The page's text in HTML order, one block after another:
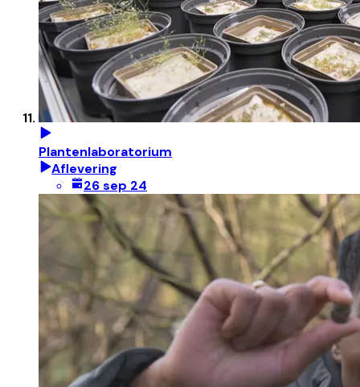
Plantenlaboratorium
Aflevering
26 sep 24